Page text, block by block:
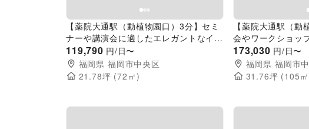
【薬院大通駅（動植物園口）3分】セミ
ナーや講演会に適したエレガントなイベ
ントスペース
119,790 円/日〜
福岡県 福岡市中央区
21.78坪 (72 ㎡)
【薬院大通駅（動
会やワークショッ
イベントスペース
173,030 円/日〜
福岡県 福岡市
31.76坪 (105